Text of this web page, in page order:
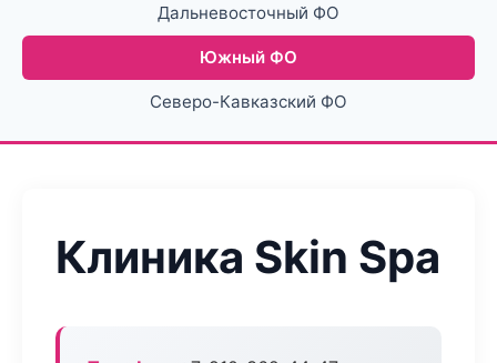
Дальневосточный ФО
Южный ФО
Северо-Кавказский ФО
Клиника Skin Spa